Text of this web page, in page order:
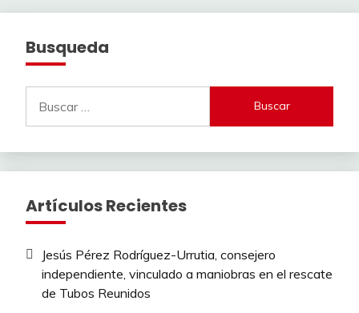
Busqueda
Artículos Recientes
Jesús Pérez Rodríguez-Urrutia, consejero
independiente, vinculado a maniobras en el rescate
de Tubos Reunidos